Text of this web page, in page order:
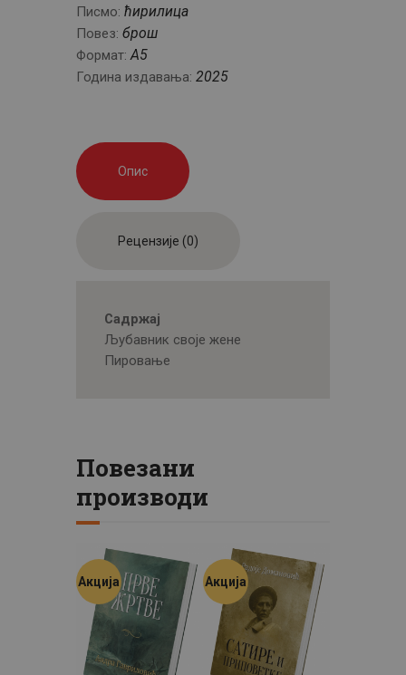
Писмо: ћирилица
Повез: брош
Формат:А5
Година издавања: 2025
Опис
Рецензије (0)
Садржај
Љубавник своје жене
Пировање
Повезани
производи
Акција Акција